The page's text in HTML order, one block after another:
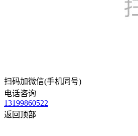
扫码加微信(手机同号)
电话咨询
13199860522
返回顶部